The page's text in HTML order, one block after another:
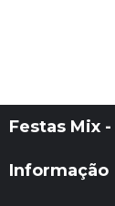
Festas Mix
Informação